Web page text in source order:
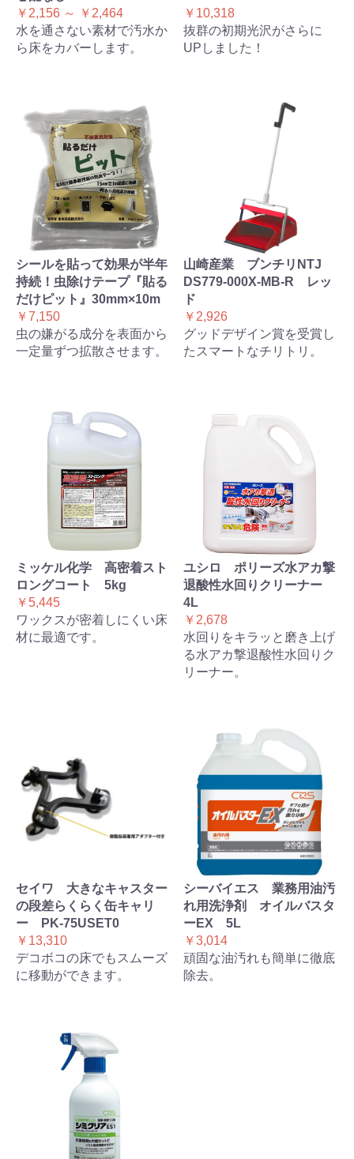
￥2,156 ～ ￥2,464
水を通さない素材で汚水か
ら床をカバーします。
￥10,318
抜群の初期光沢がさらに
UPしました！
シールを貼って効果が半年
持続！虫除けテープ『貼る
だけピット』30mm×10m
￥7,150
虫の嫌がる成分を表面から
一定量ずつ拡散させます。
山崎産業 ブンチリNTJ
DS779-000X-MB-R レッ
ド
￥2,926
グッドデザイン賞を受賞し
たスマートなチリトリ。
ミッケル化学 高密着スト
ロングコート 5kg
￥5,445
ワックスが密着しにくい床
材に最適です。
ユシロ ポリーズ水アカ撃
退酸性水回りクリーナー
4L
￥2,678
水回りをキラッと磨き上げ
る水アカ撃退酸性水回りク
リーナー。
セイワ 大きなキャスター
の段差らくらく缶キャリ
ー PK-75USET0
￥13,310
デコボコの床でもスムーズ
に移動ができます。
シーバイエス 業務用油汚
れ用洗浄剤 オイルバスタ
ーEX 5L
￥3,014
頑固な油汚れも簡単に徹底
除去。